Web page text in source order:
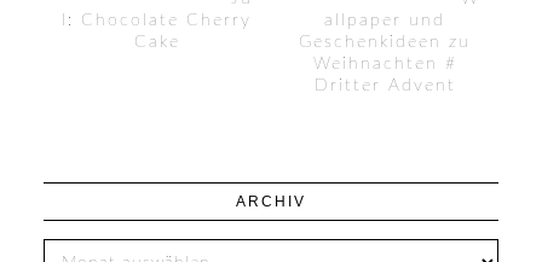
l: Chocolate Cherry
Cake
allpaper und
Geschenkideen zu
Weihnachten #
Dritter Advent
ARCHIV